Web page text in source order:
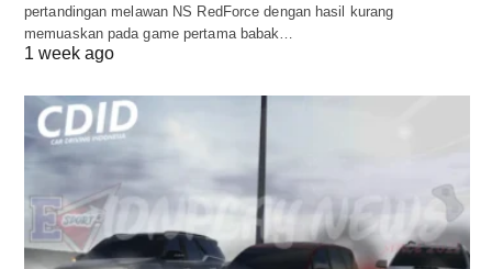
pertandingan melawan NS RedForce dengan hasil kurang
memuaskan pada game pertama babak…
1 week ago